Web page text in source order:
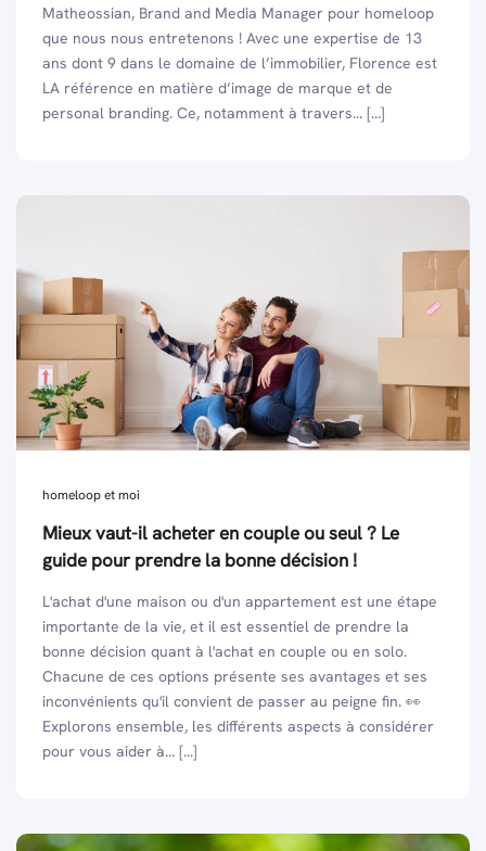
Matheossian, Brand and Media Manager pour homeloop
que nous nous entretenons ! Avec une expertise de 13
ans dont 9 dans le domaine de l’immobilier, Florence est
LA référence en matière d’image de marque et de
personal branding. Ce, notamment à travers... [...]
homeloop et moi
Mieux vaut-il acheter en couple ou seul ? Le
guide pour prendre la bonne décision !
L'achat d'une maison ou d'un appartement est une étape
importante de la vie, et il est essentiel de prendre la
bonne décision quant à l'achat en couple ou en solo.
Chacune de ces options présente ses avantages et ses
inconvénients qu'il convient de passer au peigne fin. 👀
Explorons ensemble, les différents aspects à considérer
pour vous aider à... [...]